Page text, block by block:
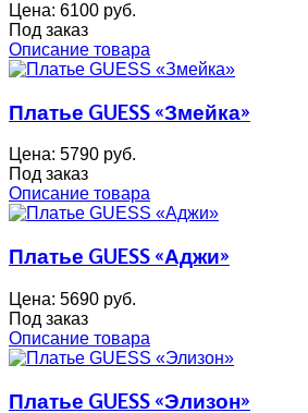
Цена: 6100 руб.
Под заказ
Описание товара
Платье GUESS «Змейка»
Цена: 5790 руб.
Под заказ
Описание товара
Платье GUESS «Аджи»
Цена: 5690 руб.
Под заказ
Описание товара
Платье GUESS «Элизон»